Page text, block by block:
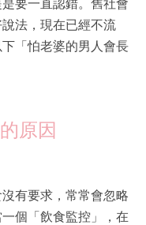
要一直認錯。舊社會
法，現在已經不流
「怕老婆的男人會長
原因
有要求，常常會忽略
個「飲食監控」，在